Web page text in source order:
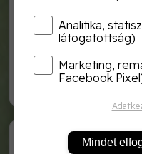
üvegtartó
Analitika,
látogatottság)
Marketing,
Facebook
Mindet